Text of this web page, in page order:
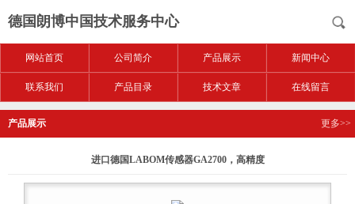
德国朗博中国技术服务中心
网站首页 公司简介 产品展示 新闻中心
联系我们 产品目录 技术文章 在线留言
产品展示 更多>>
进口德国LABOM传感器GA2700，高精度